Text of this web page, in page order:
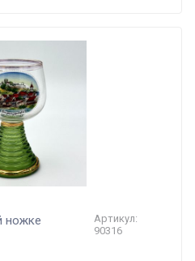
ножке
Артикул:
90316